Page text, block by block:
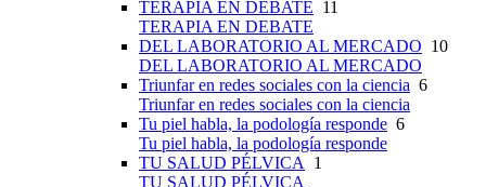
TERAPIA EN DEBATE 11
TERAPIA EN DEBATE
DEL LABORATORIO AL MERCADO 10
DEL LABORATORIO AL MERCADO
Triunfar en redes sociales con la ciencia 6
Triunfar en redes sociales con la ciencia
Tu piel habla, la podología responde 6
Tu piel habla, la podología responde
TU SALUD PÉLVICA 1
TU SALUD PÉLVICA